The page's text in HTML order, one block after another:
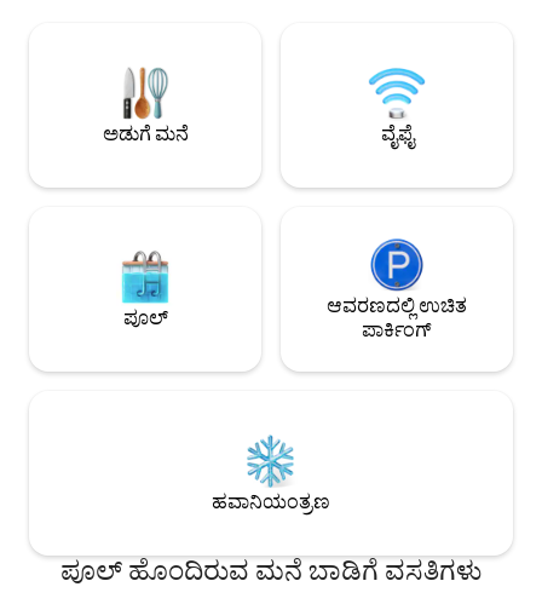
ಪೂಲ್, ಪೂರ್ಣ ಅಡುಗೆಮನೆ, ಯುನಿಟ್ ಲಾಂಡ್ರಿ ಮತ್ತು
ಉಚಿತ ಸುರಕ್ಷಿತ ಪಾರ್ಕಿಂಗ್ ನಿಮ್ಮ ಅಂತಿಮ
ಡೌನ್‌ಟೌನ್ ಅನುಭವವನ್ನು ಪೂರ್ಣಗೊಳಿಸುತ್ತವೆ.
ಎಂಬುದನ್ನು
ಇನ್ ಮಾಡುವ
ಅಗತ್ಯವಿದೆ.
ಕಟ್ಟಡವನ್ನು
ಅಡುಗೆ ಮನೆ ವೈಫೈ
ಪೂಲ್
ಆವರಣದಲ್ಲಿ ಉಚಿತ
ಪಾರ್ಕಿಂಗ್
ಹವಾನಿಯಂತ್ರಣ
ಪೂಲ್ ಹೊಂದಿರುವ ಮನೆ ಬಾಡಿಗೆ ವಸತಿಗಳು